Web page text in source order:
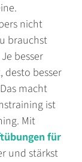
nicht
brauchst
besser
desto besser
macht
ist
Mit
für
und stärkst